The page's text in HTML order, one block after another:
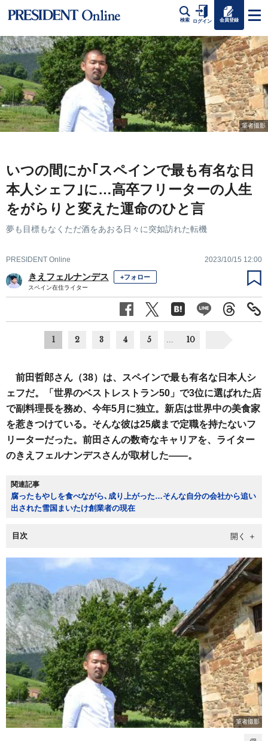
検索 ログイン 会員登録
筆者撮影
いつの間にか｢スペインで最も有名な日
本人シェフ｣に…高卒フリーターの人生
をがらりと変えた運命のひと言
夢も目標もなくただ酒をあおる日々に突如訪れた転機
PRESIDENT Online 2023/10/15 12:00
きえフェルナンデス +フォロー
スペイン在住ライター
1 2 3 4 5 10
前田哲郎さん（38）は、スペインで最も有名な日本人シ
ェフだ。「世界のベストレストラン50」で3位に選ばれた店
で副料理長を務め、今年5月に独立。新店は世界中の美食家
を惹きつけている。そんな彼は25歳まで定職を持たないフ
リーターだった。前田さんの数奇なキャリアを、ライター
のきえフェルナンデスさんが取材した――。
関連記事
腐ったもやしを食べながら､成り上がった…そんな自分の会社から追い
出された雪国まいたけ創業者の現在
目次
筆者撮影